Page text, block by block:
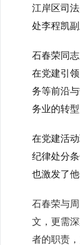
江岸区司
处李程凯副
石春荣同
在党建引
务等前沿
务业的转
在党建活
纪律处分
也激发了
石春荣与
文，更需
者的职责